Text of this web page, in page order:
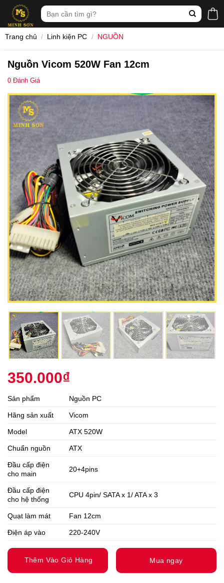
content
Tìm
kiếm:
Trang chủ / Linh kiện PC / NGUỒN
Nguồn Vicom 520W Fan 12cm
0 Đánh Giá
350.000₫
Sản phẩm Nguồn PC
Hãng sản xuất Vicom
Model ATX 520W
Chuẩn nguồn ATX
Đầu cấp điện
cho main
20+4pins
Đầu cấp điện
cho hệ thống
CPU 4pin/ SATA x 1/ ATA x 3
Quạt làm mát Fan 12cm
Điện áp vào 220-240V
Thêm Vào Giỏ Hàng Mua ngay